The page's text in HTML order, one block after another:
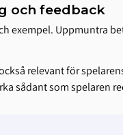
och feedback
exempel. Uppmuntra
relevant för
sådant som spelaren